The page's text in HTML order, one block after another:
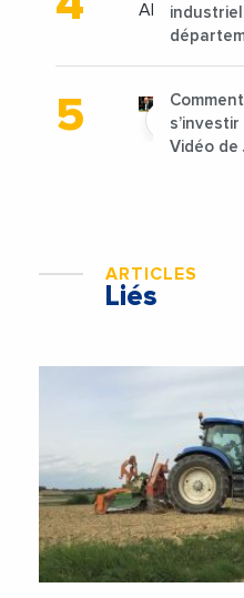
Vidéo de
ARTICLES
Liés